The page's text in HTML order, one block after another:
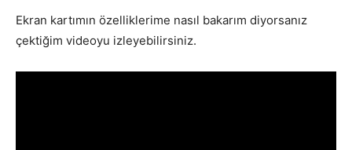
Ekran kartımın özelliklerime nasıl bakarım diyorsanız
çektiğim videoyu izleyebilirsiniz.